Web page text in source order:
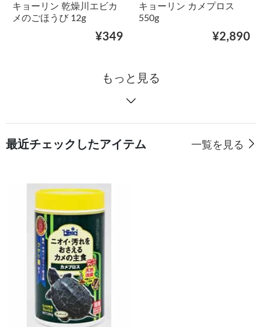
キョーリン 乾燥川エビカ
メのごほうび 12g
¥349
キョーリン カメプロス
550g
¥2,890
もっと見る
最近チェックしたアイテム 一覧を見る